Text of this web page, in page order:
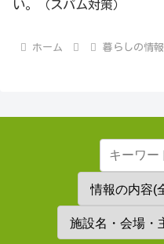
い。（スパム対策）
ホーム 暮らしの情報